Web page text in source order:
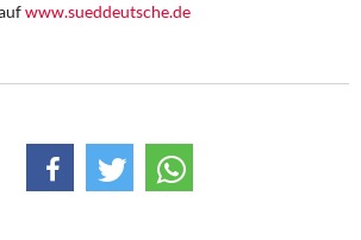
und Daseinsvorsorge
www.sueddeutsche.de